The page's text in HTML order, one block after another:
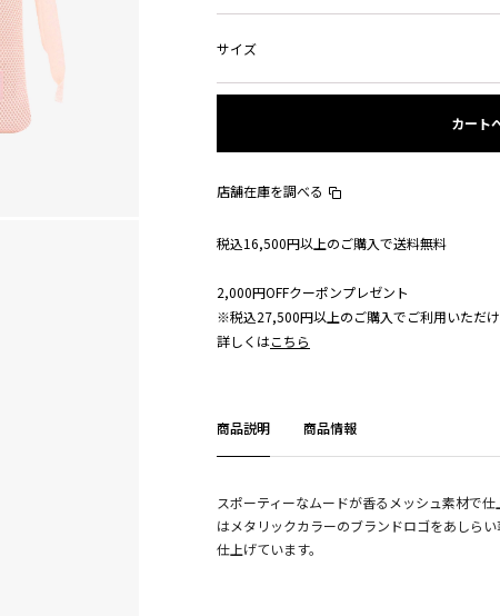
サイズ
カート
店舗在庫を調べる
税込16,500円以上のご購入で送料無料
2,000円OFFクーポンプレゼント
※税込27,500円以上のご購入でご利用いただけ
詳しくはこちら
商品説明 商品情報
スポーティーなムードが香るメッシュ素材で
はメタリックカラーのブランドロゴをあしら
仕上げています。